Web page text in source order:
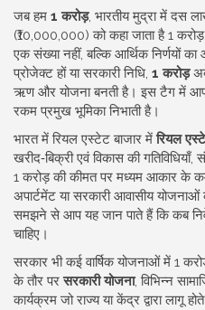
जब हम 1 करोड़, भारतीय मुद्रा में दस
(₹10,000,000) को कहा जाता है 1 करोड़,
एक संख्या नहीं, बल्कि आर्थिक निर्णयों
प्रोजेक्ट हों या सरकारी निधि, 1 करोड़
ऋण और योजना बनती है। इस टैग में
रकम प्रमुख भूमिका निभाती है।
भारत में रियल एस्टेट बाजार मेंरियल
खरीद‑बिक्री एवं विकास की गतिविधियाँ,
1 करोड़ की कीमत पर मध्यम आकार के
अपार्टमेंट या सरकारी आवासीय
समझने से आप यह जान पाते हैं कि कब
चाहिए।
सरकार भी कई वार्षिक योजनाओं में 1
के तौर परसरकारी योजना,विभिन्न
कार्यक्रम जो राज्य या केंद्र द्वारा लागू